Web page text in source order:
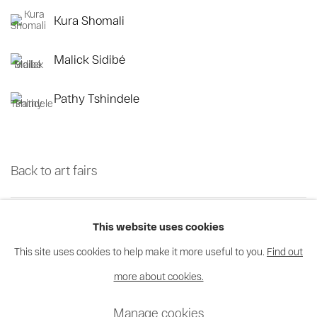
Kura Shomali
Malick Sidibé
Pathy Tshindele
Back to art fairs
This website uses cookies
This site uses cookies to help make it more useful to you. Find out
more about cookies.
Manage cookies